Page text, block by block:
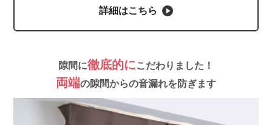
詳細はこちら
隙間に徹底的にこだわりました！
両端の隙間からの音漏れを防ぎます